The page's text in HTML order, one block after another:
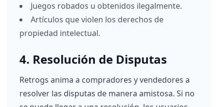
Juegos robados u obtenidos ilegalmente.
Artículos que violen los derechos de
propiedad intelectual.
4. Resolución de Disputas
Retrogs anima a compradores y vendedores a
resolver las disputas de manera amistosa. Si no